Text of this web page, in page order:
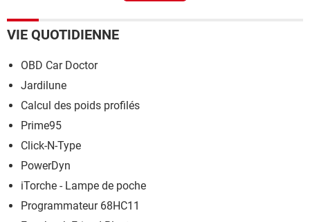
VIE QUOTIDIENNE
OBD Car Doctor
Jardilune
Calcul des poids profilés
Prime95
Click-N-Type
PowerDyn
iTorche - Lampe de poche
Programmateur 68HC11